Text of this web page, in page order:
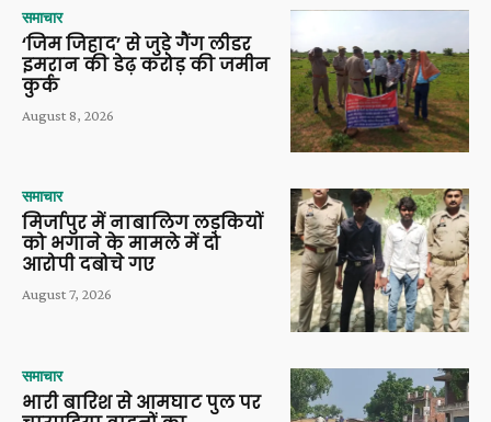
समाचार
‘जिम जिहाद’ से जुड़े गैंग लीडर
इमरान की डेढ़ करोड़ की जमीन
कुर्क
August 8, 2026
समाचार
मिर्जापुर में नाबालिग लड़कियों
को भगाने के मामले में दो
आरोपी दबोचे गए
August 7, 2026
समाचार
भारी बारिश से आमघाट पुल पर